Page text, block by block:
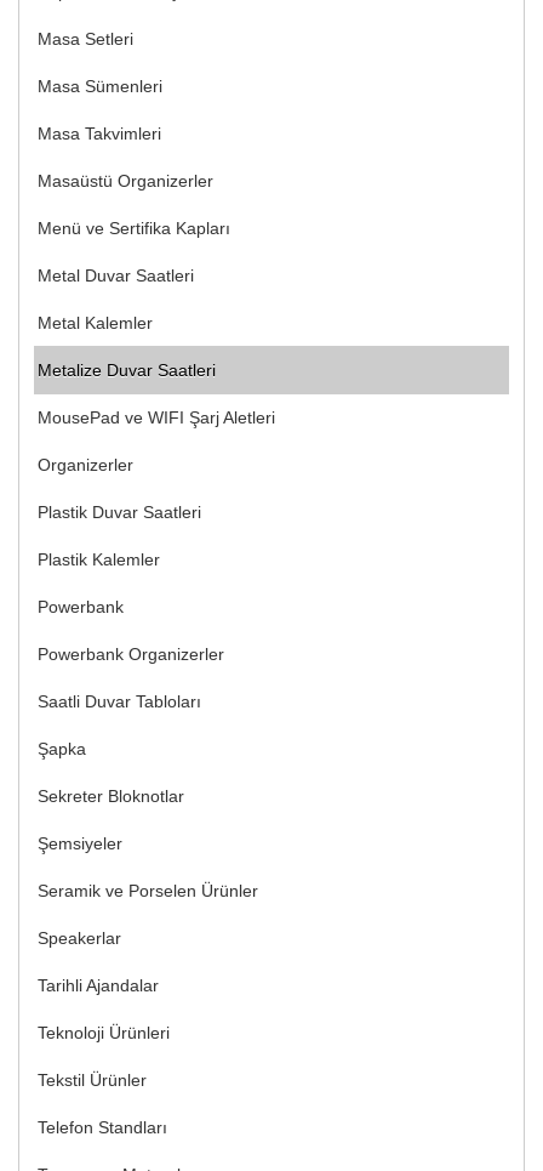
Masa Setleri
Masa Sümenleri
Masa Takvimleri
Masaüstü Organizerler
Menü ve Sertifika Kapları
Metal Duvar Saatleri
Metal Kalemler
Metalize Duvar Saatleri
MousePad ve WIFI Şarj Aletleri
Organizerler
Plastik Duvar Saatleri
Plastik Kalemler
Powerbank
Powerbank Organizerler
Saatli Duvar Tabloları
Şapka
Sekreter Bloknotlar
Şemsiyeler
Seramik ve Porselen Ürünler
Speakerlar
Tarihli Ajandalar
Teknoloji Ürünleri
Tekstil Ürünler
Telefon Standları